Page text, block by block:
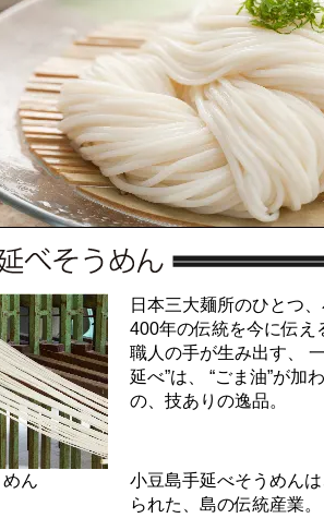
日本三大麺所のひとつ
400年の伝統を今に伝え
職人の手が生み出す、
延べ”は、 “ごま油”が加
の、技ありの逸品。
小豆島手延べそうめん
られた、島の伝統産業。